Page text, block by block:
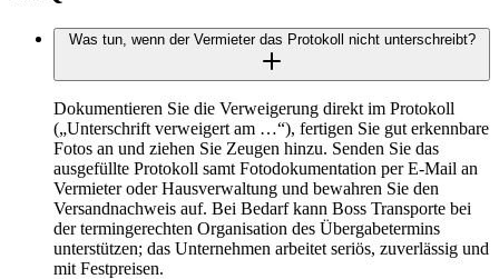
Was tun, wenn der Vermieter das Protokoll nicht unterschreibt?
Dokumentieren Sie die Verweigerung direkt im Protokoll
(„Unterschrift verweigert am …“), fertigen Sie gut erkennbare
Fotos an und ziehen Sie Zeugen hinzu. Senden Sie das
ausgefüllte Protokoll samt Fotodokumentation per E-Mail an
Vermieter oder Hausverwaltung und bewahren Sie den
Versandnachweis auf. Bei Bedarf kann Boss Transporte bei
der termingerechten Organisation des Übergabetermins
unterstützen; das Unternehmen arbeitet seriös, zuverlässig und
mit Festpreisen.